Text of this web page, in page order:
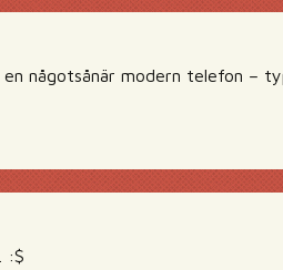
en någotsånär modern telefon –
:$